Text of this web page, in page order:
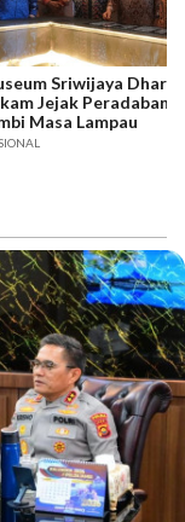
Sriwijaya
Jejak Peradaban
Masa Lampau